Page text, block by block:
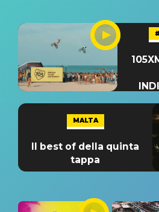
MALTA
Il best of della quinta
tappa